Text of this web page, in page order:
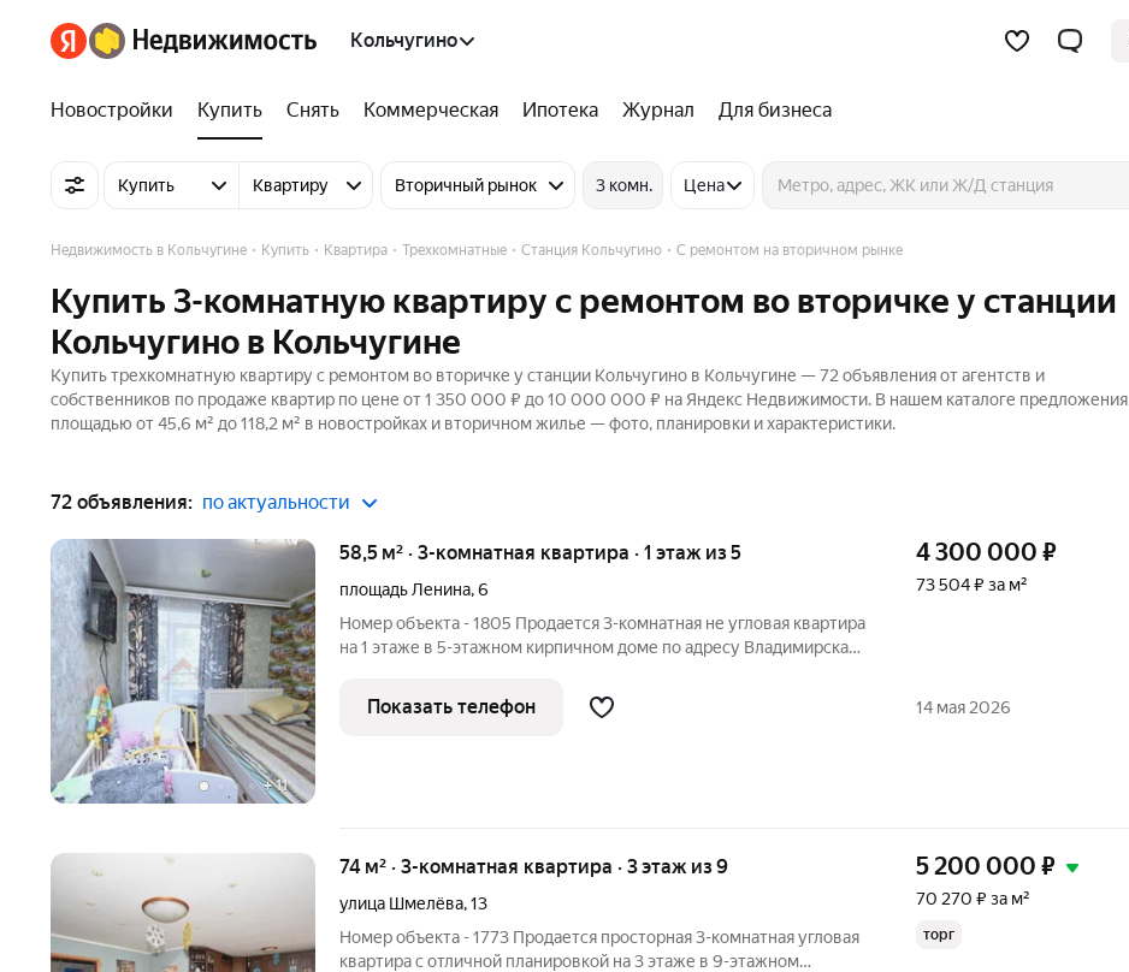
Кольчугино
Новостройки Купить Снять Коммерческая Ипотека Журнал Для бизнеса
Купить Квартиру Вторичный рынок 3 комн. Цена
Недвижимость в Кольчугине Купить Квартира Трехкомнатные Станция Кольчугино С ремонтом на вторичном рынке
Купить 3-комнатную квартиру с ремонтом во вторичке у станции
Кольчугино в Кольчугине
Купить трехкомнатную квартиру с ремонтом во вторичке у станции Кольчугино в Кольчугине — 72 объявления от агентств и
собственников по продаже квартир по цене от 1 350 000 ₽ до 10 000 000 ₽ на Яндекс Недвижимости. В нашем каталоге предложения
площадью от 45,6 м² до 118,2 м² в новостройках и вторичном жилье — фото, планировки и характеристики.
72 объявления: по актуальности
+11
58,5 м² · 3-комнатная квартира · 1 этаж из 5
площадь Ленина,6
Номер объекта - 1805 Продается 3-комнатная не угловая квартира
на 1 этаже в 5-этажном кирпичном доме по адресу Владимирская
квартиры: Общая площадь: 58.50 м2 Площадь кухни: 9.00 м2
Площадь
4 300 000 ₽
73 504 ₽ за м²
Показать телефон 14 мая 2026
74 м² · 3-комнатная квартира · 3 этаж из 9
улица Шмелёва,13
Номер объекта - 1773 Продается просторная 3-комнатная угловая
квартира с отличной планировкой на 3 этаже в 9-этажном
5 200 000 ₽
70 270 ₽ за м²
торг